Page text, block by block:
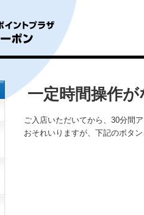
一定時間操作
ご入店いただいてから、30分間
おそれいりますが、下記のボタ